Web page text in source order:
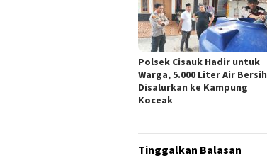
Polsek Cisauk Hadir untuk
Warga, 5.000 Liter Air Bersih
Disalurkan ke Kampung
Koceak
Tinggalkan Balasan